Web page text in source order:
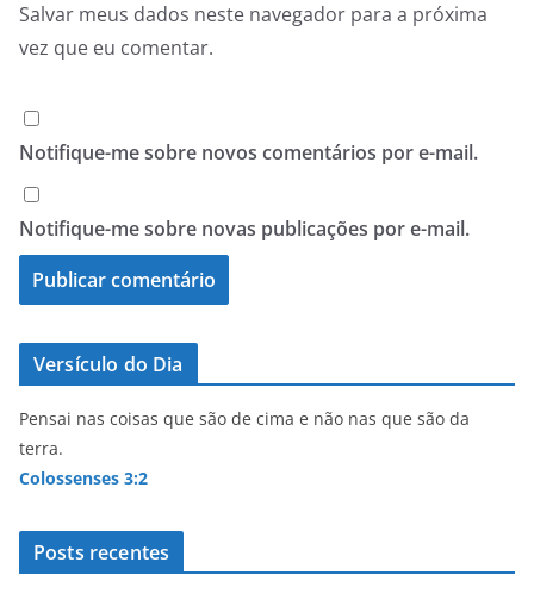
Salvar meus dados neste navegador para a próxima
vez que eu comentar.
Notifique-me sobre novos comentários por e-mail.
Notifique-me sobre novas publicações por e-mail.
Versículo do Dia
Pensai nas coisas que são de cima e não nas que são da
terra.
Colossenses 3:2
Posts recentes